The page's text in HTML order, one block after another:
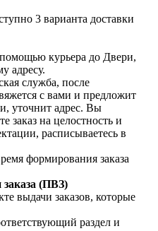
3 варианта доставки
курьера до Двери,
адресу.
служба, после
с вами и предложит
уточнит адрес. Вы
заказ на целостность и
расписываетесь в
формирования заказа
заказа (ПВЗ)
выдачи заказов, которые
раздел и